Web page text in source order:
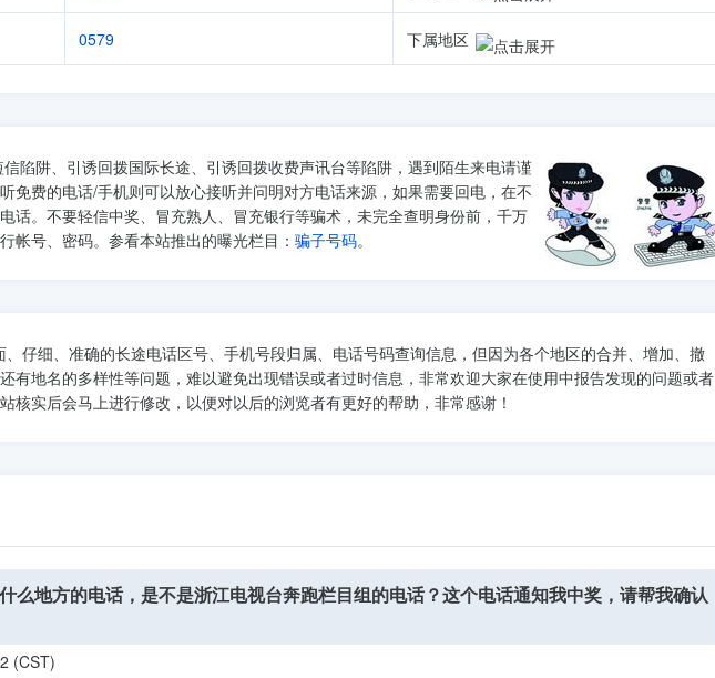
0579 下属地区
陷阱、引诱回拨国际长途、引诱回拨收费声讯台等陷阱，遇到陌生来电请谨
免费的电话/手机则可以放心接听并问明对方电话来源，如果需要回电，在不
话。不要轻信中奖、冒充熟人、冒充银行等骗术，未完全查明身份前，千万
帐号、密码。参看本站推出的曝光栏目： 骗子号码。
仔细、准确的长途电话区号、手机号段归属、电话号码查询信息，但因为各个地区的合并、增加、撤
有地名的多样性等问题，难以避免出现错误或者过时信息，非常欢迎大家在使用中报告发现的问题或者
核实后会马上进行修改，以便对以后的浏览者有更好的帮助，非常感谢！
么地方的电话，是不是浙江电视台奔跑栏目组的电话？这个电话通知我中奖，请帮我确认
(CST)